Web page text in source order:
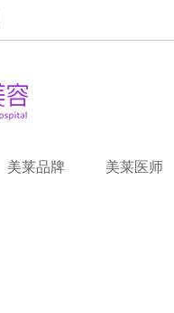
美莱品牌 美莱医师